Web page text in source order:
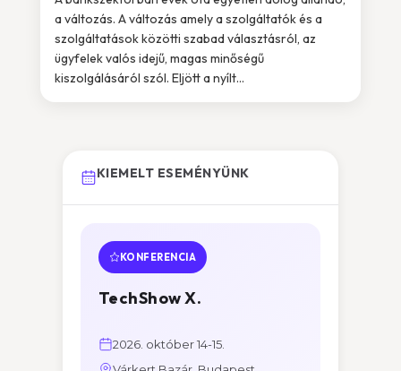
a változás. A változás amely a szolgáltatók és a
szolgáltatások közötti szabad választásról, az
ügyfelek valós idejű, magas minőségű
kiszolgálásáról szól. Eljött a nyílt...
KIEMELT ESEMÉNYÜNK
KONFERENCIA
TechShow X.
2026. október 14-15.